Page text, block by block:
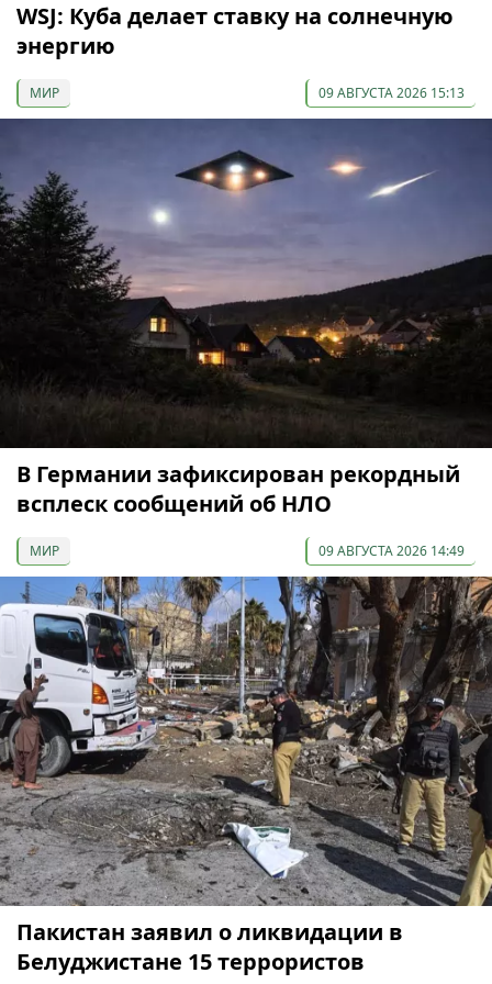
WSJ: Куба делает ставку на солнечную
энергию
МИР 09 АВГУСТА 2026 15:13
В Германии зафиксирован рекордный
всплеск сообщений об НЛО
МИР 09 АВГУСТА 2026 14:49
Пакистан заявил о ликвидации в
Белуджистане 15 террористов